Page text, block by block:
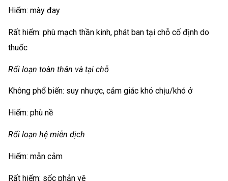
Hiếm: mày đay
Rất hiếm: phù mạch thần kinh, phát ban tại chỗ cố định do
thuốc
Rối loạn toàn thân và tại chỗ
Không phổ biến: suy nhược, cảm giác khó chịu/khó ở
Hiếm: phù nề
Rối loạn hệ miễn dịch
Hiếm: mẫn cảm
Rất hiếm: sốc phản vệ